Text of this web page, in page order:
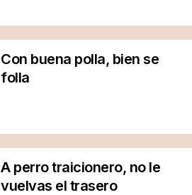
Con buena polla, bien se
folla
A perro traicionero, no le
vuelvas el trasero